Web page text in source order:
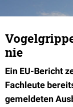
nie
Ein EU-Bericht
Fachleute
gemeldeten